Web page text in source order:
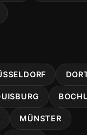
MÜNSTER